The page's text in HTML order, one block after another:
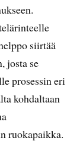
siirtää
josta se
prosessin eri
kohdaltaan
ruokapaikka.